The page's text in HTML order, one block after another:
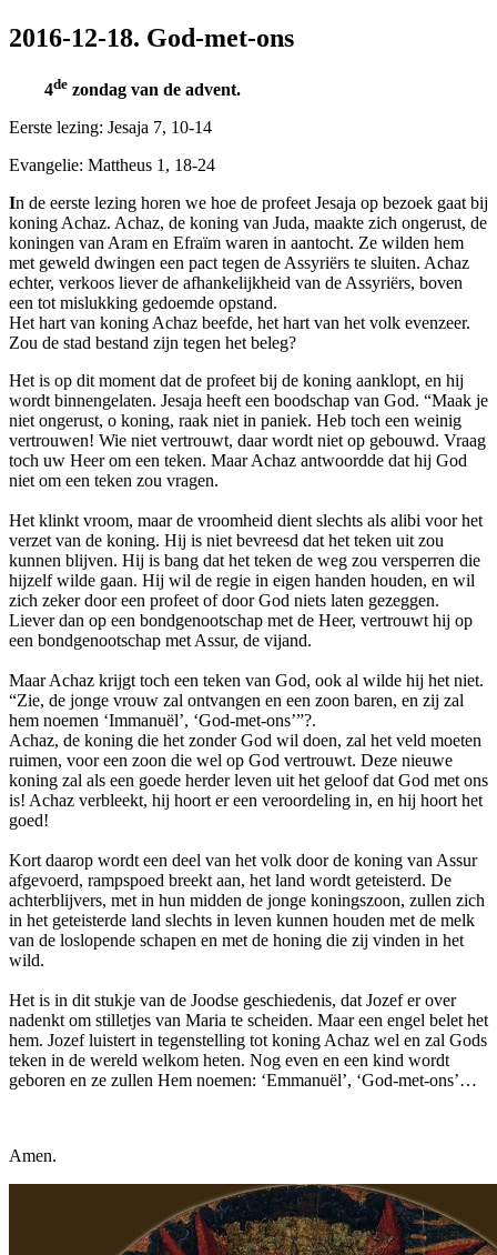
2016-12-18. God-met-ons
4de zondag van de advent.
Eerste lezing: Jesaja 7, 10-14
Evangelie: Mattheus 1, 18-24
In de eerste lezing horen we hoe de profeet Jesaja op bezoek gaat bij
koning Achaz. Achaz, de koning van Juda, maakte zich ongerust, de
koningen van Aram en Efraïm waren in aantocht. Ze wilden hem
met geweld dwingen een pact tegen de Assyriërs te sluiten. Achaz
echter, verkoos liever de afhankelijkheid van de Assyriërs, boven
een tot mislukking gedoemde opstand.
Het hart van koning Achaz beefde, het hart van het volk evenzeer.
Zou de stad bestand zijn tegen het beleg?
Het is op dit moment dat de profeet bij de koning aanklopt, en hij
wordt binnengelaten. Jesaja heeft een boodschap van God. “Maak je
niet ongerust, o koning, raak niet in paniek. Heb toch een weinig
vertrouwen! Wie niet vertrouwt, daar wordt niet op gebouwd. Vraag
toch uw Heer om een teken. Maar Achaz antwoordde dat hij God
niet om een teken zou vragen.
Het klinkt vroom, maar de vroomheid dient slechts als alibi voor het
verzet van de koning. Hij is niet bevreesd dat het teken uit zou
kunnen blijven. Hij is bang dat het teken de weg zou versperren die
hijzelf wilde gaan. Hij wil de regie in eigen handen houden, en wil
zich zeker door een profeet of door God niets laten gezeggen.
Liever dan op een bondgenootschap met de Heer, vertrouwt hij op
een bondgenootschap met Assur, de vijand.
Maar Achaz krijgt toch een teken van God, ook al wilde hij het niet.
“Zie, de jonge vrouw zal ontvangen en een zoon baren, en zij zal
hem noemen ‘Immanuël’, ‘God-met-ons’”?.
Achaz, de koning die het zonder God wil doen, zal het veld moeten
ruimen, voor een zoon die wel op God vertrouwt. Deze nieuwe
koning zal als een goede herder leven uit het geloof dat God met ons
is! Achaz verbleekt, hij hoort er een veroordeling in, en hij hoort het
goed!
Kort daarop wordt een deel van het volk door de koning van Assur
afgevoerd, rampspoed breekt aan, het land wordt geteisterd. De
achterblijvers, met in hun midden de jonge koningszoon, zullen zich
in het geteisterde land slechts in leven kunnen houden met de melk
van de loslopende schapen en met de honing die zij vinden in het
wild.
Het is in dit stukje van de Joodse geschiedenis, dat Jozef er over
nadenkt om stilletjes van Maria te scheiden. Maar een engel belet het
hem. Jozef luistert in tegenstelling tot koning Achaz wel en zal Gods
teken in de wereld welkom heten. Nog even en een kind wordt
geboren en ze zullen Hem noemen: ‘Emmanuël’, ‘God-met-ons’…
Amen.